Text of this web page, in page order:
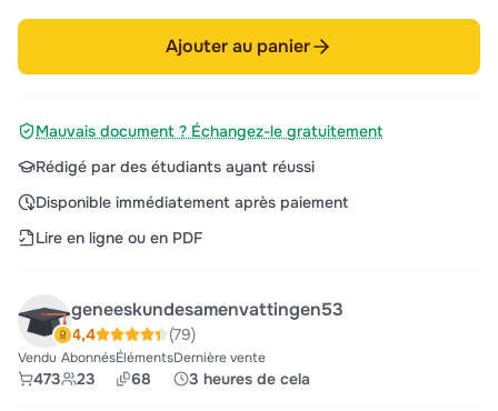
Ajouter au panier
Mauvais document ? Échangez-le gratuitement
Rédigé par des étudiants ayant réussi
Disponible immédiatement après paiement
Lire en ligne ou en PDF
geneeskundesamenvattingen53
4,4 (79)
Vendu
473
Abonnés
23
Éléments
68
Dernière vente
3 heures de cela